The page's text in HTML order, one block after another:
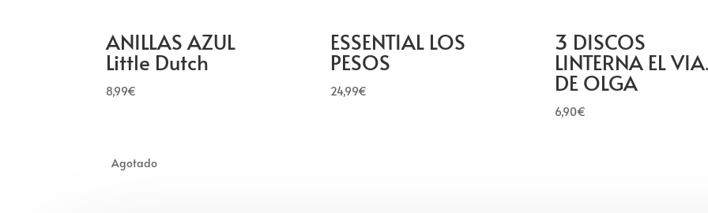
ANILLAS AZUL
Little Dutch
8,99€
ESSENTIAL LOS
PESOS
24,99€
3 DISCOS
LINTERNA EL
DE OLGA
6,90€